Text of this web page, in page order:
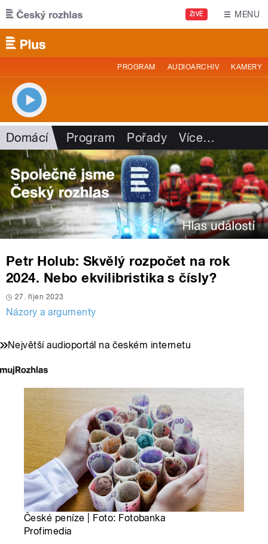
Přejít k hlavnímu obsahu
ŽIVĚ MENU
PROGRAM AUDIOARCHIV KAMERY
Domácí Program Pořady Více…
Petr Holub: Skvělý rozpočet na rok
2024. Nebo ekvilibristika s čísly?
27. říjen 2023
Názory a argumenty
Největší audioportál na českém internetu
České peníze | Foto: Fotobanka
Profimedia